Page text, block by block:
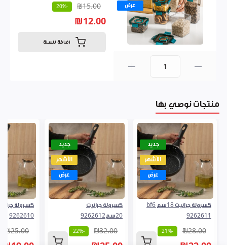
عرض ₪15.00
-20%
₪12.00
اضافة للسلة
منتجات نوصي بها
جديد
الأشهر
عرض
كسرولة جرانيت 18سم bf6
9262611
₪28.00
-21%
جديد
الأشهر
عرض
كسرولة جرانيت
20سم9262612
₪32.00
-22%
9262610
₪25.00